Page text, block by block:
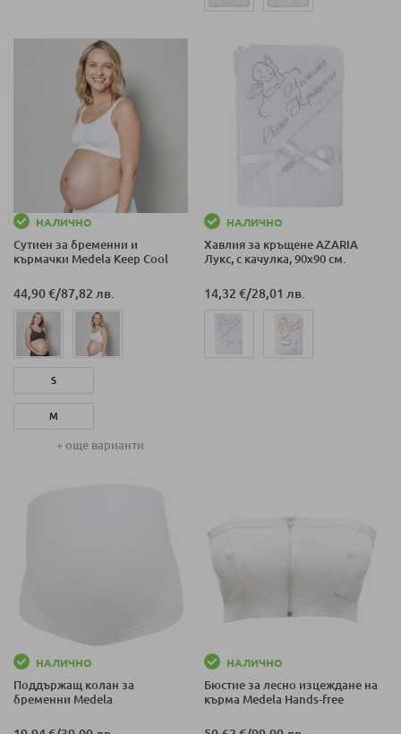
НАЛИЧНО
Сутиен за бременни и
кърмачки Medela Keep Cool
44,90 €/87,82 лв.
S
M
+ още варианти
НАЛИЧНО
Хавлия за кръщене AZARIA
Лукс, с качулка, 90х90 см.
14,32 €/28,01 лв.
НАЛИЧНО
Поддържащ колан за
бременни Medela
НАЛИЧНО
Бюстие за лесно изцеждане на
кърма Medela Hands-free